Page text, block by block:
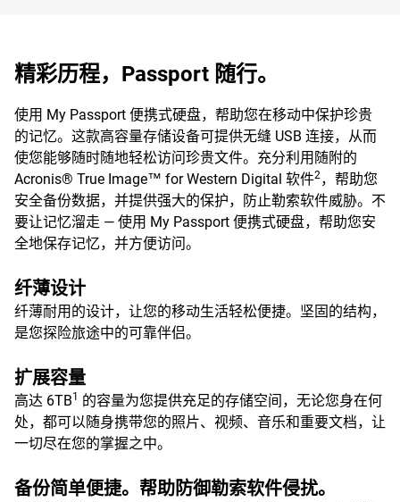
精彩历程，Passport 随行。
使用 My Passport 便携式硬盘，帮助您在移动中保护珍贵
的记忆。这款高容量存储设备可提供无缝 USB 连接，从而
使您能够随时随地轻松访问珍贵文件。充分利用随附的
Acronis® True Image™ for Western Digital 软件2，帮助您
安全备份数据，并提供强大的保护，防止勒索软件威胁。不
要让记忆溜走 — 使用 My Passport 便携式硬盘，帮助您安
全地保存记忆，并方便访问。
纤薄设计
纤薄耐用的设计，让您的移动生活轻松便捷。坚固的结构，
是您探险旅途中的可靠伴侣。
扩展容量
高达 6TB1
的容量为您提供充足的存储空间，无论您身在何
处，都可以随身携带您的照片、视频、音乐和重要文档，让
一切尽在您的掌握之中。
备份简单便捷。帮助防御勒索软件侵扰。